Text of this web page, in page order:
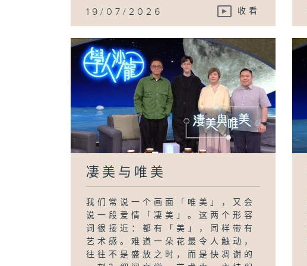
19/07/2026 收看
凄美与唯美
我们常说一个画面「唯美」，又会
说一段爱情「凄美」。这两个形容
词很接近：都有「美」，同样带有
艺术感。难道一朵花最令人触动，
往往不是盛放之时，而是快凋谢的